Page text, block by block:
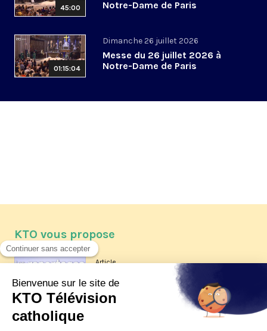
45:00
Notre-Dame de Paris
01:15:04
Dimanche 26 juillet 2026
Messe du 26 juillet 2026 à
Notre-Dame de Paris
KTO vous propose
Article
Les reportages d'été 2026 de KTO